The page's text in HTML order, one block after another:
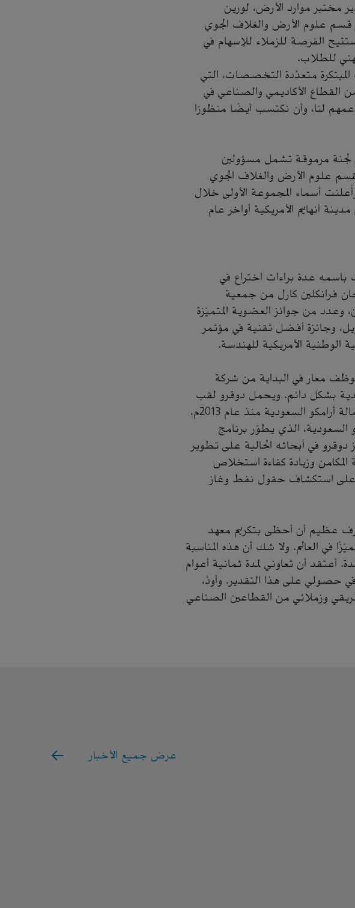
مختبر موارد الأرض، لورين
قسم علوم الأرض والغلاف الجوي
الفرصة للزملاء للإسهام في
للطلاب.
متعدِّدة التخصصات، التي
القطاع الأكاديمي والصناعي في
لنا، وأن نكتسب أيضًا منظورًا
لجنة مرموقة تشمل مسؤولين
علوم الأرض والغلاف الجوي
أسماء المجموعة الأولى خلال
لجمعية جيوفيزيائيي التنقيب لعام 2018م في مدينة أنهايم الأمريكية أواخر عام
عدة براءات اختراع في
فرانكلين كارل من جمعية
من جوائز العضوية المتميّزة
وجائزة أفضل تقنية في مؤتمر
الأمريكية للهندسة.
المهنية في أرامكو السعودية عام 1988م، كموظف معار في البداية من شركة
السعودية بشكل دائم. ويحمل دوقرو لقب
عالم زائر في معهد ماساتشوستس للتقنية منذ عام 2011م وزمالة أرامكو السعودية منذ عام 2013م،
السعودية، الذي يطوّر برنامج
دوقرو في أبحاثه الحالية على تطوير
وزيادة كفاءة استخلاص
على استكشاف حقول نفط وغاز
عظيم أن أحظى بتكريم معهد
في العالم. ولا شك أن هذه المناسبة
أعتقد أن تعاوني لمدة ثمانية أعوام
على هذا التقدير. وأودُّ،
فريقي وزملائي من القطاعين الصناعي
عرض جميع الأخبار